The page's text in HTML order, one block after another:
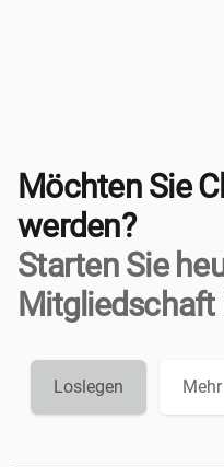
Möchten Sie
werden?
Starten Sie
Mitgliedschaft
Loslegen